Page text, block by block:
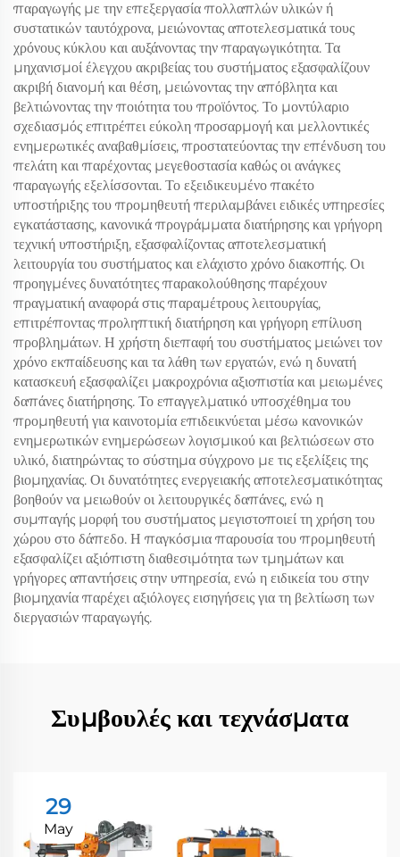
παραγωγής με την επεξεργασία πολλαπλών υλικών ή
συστατικών ταυτόχρονα, μειώνοντας αποτελεσματικά τους
χρόνους κύκλου και αυξάνοντας την παραγωγικότητα. Τα
μηχανισμοί έλεγχου ακριβείας του συστήματος εξασφαλίζουν
ακριβή διανομή και θέση, μειώνοντας την απόβλητα και
βελτιώνοντας την ποιότητα του προϊόντος. Το μοντύλαριο
σχεδιασμός επιτρέπει εύκολη προσαρμογή και μελλοντικές
ενημερωτικές αναβαθμίσεις, προστατεύοντας την επένδυση του
πελάτη και παρέχοντας μεγεθοστασία καθώς οι ανάγκες
παραγωγής εξελίσσονται. Το εξειδικευμένο πακέτο
υποστήριξης του προμηθευτή περιλαμβάνει ειδικές υπηρεσίες
εγκατάστασης, κανονικά προγράμματα διατήρησης και γρήγορη
τεχνική υποστήριξη, εξασφαλίζοντας αποτελεσματική
λειτουργία του συστήματος και ελάχιστο χρόνο διακοπής. Οι
προηγμένες δυνατότητες παρακολούθησης παρέχουν
πραγματική αναφορά στις παραμέτρους λειτουργίας,
επιτρέποντας προληπτική διατήρηση και γρήγορη επίλυση
προβλημάτων. Η χρήστη διεπαφή του συστήματος μειώνει τον
χρόνο εκπαίδευσης και τα λάθη των εργατών, ενώ η δυνατή
κατασκευή εξασφαλίζει μακροχρόνια αξιοπιστία και μειωμένες
δαπάνες διατήρησης. Το επαγγελματικό υποσχέθημα του
προμηθευτή για καινοτομία επιδεικνύεται μέσω κανονικών
ενημερωτικών ενημερώσεων λογισμικού και βελτιώσεων στο
υλικό, διατηρώντας το σύστημα σύγχρονο με τις εξελίξεις της
βιομηχανίας. Οι δυνατότητες ενεργειακής αποτελεσματικότητας
βοηθούν να μειωθούν οι λειτουργικές δαπάνες, ενώ η
συμπαγής μορφή του συστήματος μεγιστοποιεί τη χρήση του
χώρου στο δάπεδο. Η παγκόσμια παρουσία του προμηθευτή
εξασφαλίζει αξιόπιστη διαθεσιμότητα των τμημάτων και
γρήγορες απαντήσεις στην υπηρεσία, ενώ η ειδικεία του στην
βιομηχανία παρέχει αξιόλογες εισηγήσεις για τη βελτίωση των
διεργασιών παραγωγής.
Συμβουλές και τεχνάσματα
29
May